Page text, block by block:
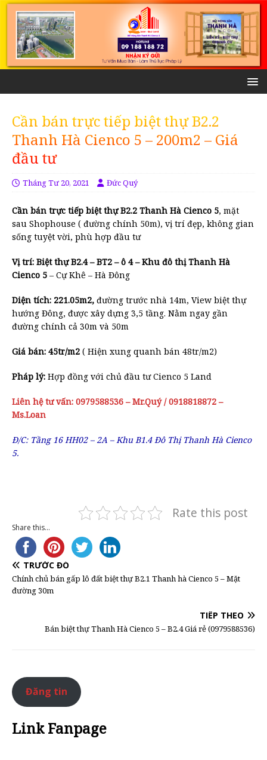
Cần bán trực tiếp biệt thự B2.2
Thanh Hà Cienco 5 – 200m2 – Giá
đầu tư
Tháng Tư 20, 2021 Đức Quý
Cần bán trực tiếp biệt thự B2.2 Thanh Hà Cienco 5, mặt
sau Shophouse ( đường chính 50m), vị trí đẹp, không gian
sống tuyệt vời, phù hợp đầu tư
Vị trí: Biệt thự B2.4 – BT2 – ô 4 – Khu đô thị Thanh Hà
Cienco 5 – Cự Khê – Hà Đông
Diện tích: 221.05m2, đường trước nhà 14m, View biệt thự
hướng Đông, được xây dựng 3,5 tầng. Nằm ngay gần
đường chính cả 30m và 50m
Giá bán: 45tr/m2 ( Hiện xung quanh bán 48tr/m2)
Pháp lý: Hợp đồng với chủ đầu tư Cienco 5 Land
Liên hệ tư vấn: 0979588536 – Mr.Quý / 0918818872 –
Ms.Loan
Đ/C: Tầng 16 HH02 – 2A – Khu B1.4 Đô Thị Thanh Hà Cienco
5.
Rate this post
Share this...
TRƯỚC ĐÓ
Chính chủ bán gấp lô đất biệt thự B2.1 Thanh hà Cienco 5 – Mặt
đường 30m
TIẾP THEO
Bán biệt thự Thanh Hà Cienco 5 – B2.4 Giá rẻ (0979588536)
Đăng tin
Link Fanpage